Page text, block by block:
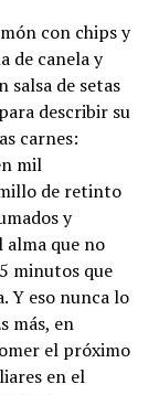
con chips y
de canela y
salsa de setas
describir su
carnes:
mil
de retinto
y
que no
minutos que
Y eso nunca lo
más, en
el próximo
en el